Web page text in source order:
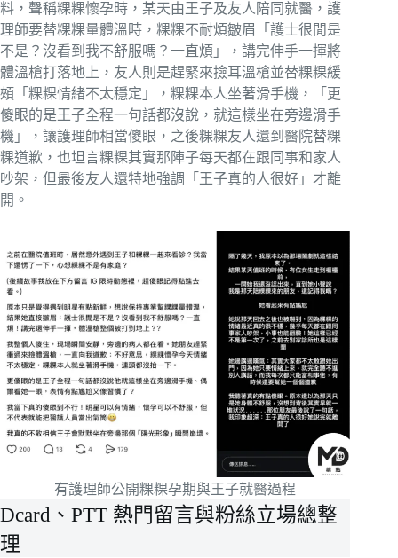
料，聲稱粿粿懷孕時，某天由王子及友人陪同就醫，護
理師要替粿粿量體溫時，粿粿不耐煩皺眉「護士很閒是
不是？沒看到我不舒服嗎？一直煩」，講完伸手一揮將
體溫槍打落地上，友人則是趕緊來撿耳溫槍並替粿粿緩
頰「粿粿情緒不太穩定」，粿粿本人坐著滑手機，「更
傻眼的是王子全程一句話都沒說，就這樣坐在旁邊滑手
機」，讓護理師相當傻眼，之後粿粿友人還到醫院替粿
粿道歉，也坦言粿粿其實那陣子每天都在跟同事和家人
吵架，但最後友人還特地強調「王子真的人很好」才離
開。
有護理師公開粿粿孕期與王子就醫過程
Dcard、PTT 熱門留言與粉絲立場總整
理